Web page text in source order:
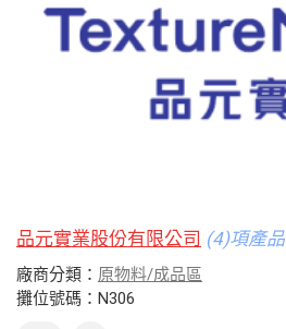
品元實業股份有限公司 (4)項產品
廠商分類： 原物料/成品區
攤位號碼：N306